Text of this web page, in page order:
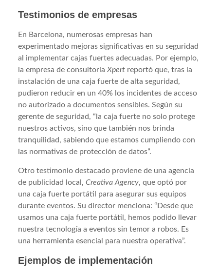
Testimonios de empresas
En Barcelona, numerosas empresas han
experimentado mejoras significativas en su seguridad
al implementar cajas fuertes adecuadas. Por ejemplo,
la empresa de consultoríaXpert reportó que, tras la
instalación de una caja fuerte de alta seguridad,
pudieron reducir en un 40% los incidentes de acceso
no autorizado a documentos sensibles. Según su
gerente de seguridad, “la caja fuerte no solo protege
nuestros activos, sino que también nos brinda
tranquilidad, sabiendo que estamos cumpliendo con
las normativas de protección de datos”.
Otro testimonio destacado proviene de una agencia
de publicidad local,Creativa Agency, que optó por
una caja fuerte portátil para asegurar sus equipos
durante eventos. Su director menciona: “Desde que
usamos una caja fuerte portátil, hemos podido llevar
nuestra tecnología a eventos sin temor a robos. Es
una herramienta esencial para nuestra operativa”.
Ejemplos de implementación